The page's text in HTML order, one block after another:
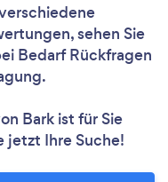
sehen Sie
Bedarf Rückfragen
Bark ist für Sie
jetzt Ihre Suche!